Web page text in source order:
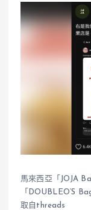
馬來西亞「JOJA
「DOUBLEO’S
取自threads